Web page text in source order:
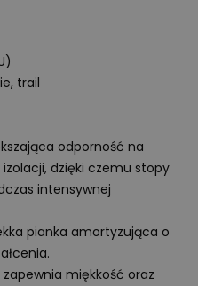
trail
odporność na
dzięki czemu stopy
intensywnej
pianka amortyzująca o
miękkość oraz